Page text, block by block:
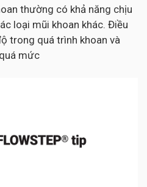
thường có khả năng chịu
loại mũi khoan khác. Điều
trong quá trình khoan và
mức